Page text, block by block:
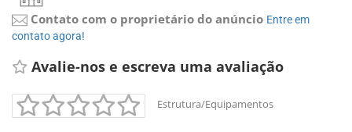
Contato com o proprietário do anúncio Entre em
contato agora!
Avalie-nos e escreva uma avaliação
Estrutura/Equipamentos